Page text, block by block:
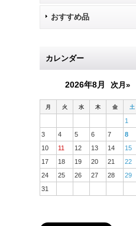
おすすめ品
カレンダー
2026年8月 次月»
月 火 水 木 金 土
1
3
4 5 6 7 8
10
11 12 13 14 15
17
18 19 20 21 22
24
25 26 27 28 29
31